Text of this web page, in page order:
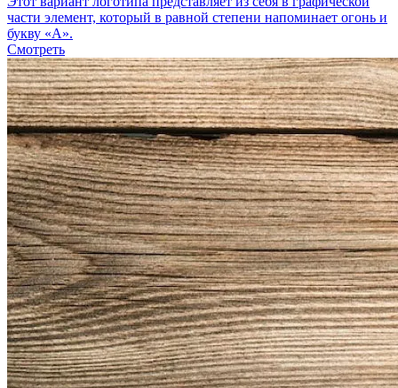
части элемент, который в равной степени напоминает огонь и
букву «А».
Смотреть